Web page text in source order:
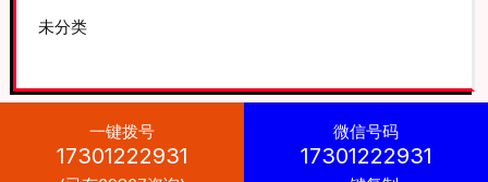
未分类
一键拨号
17301222931
微信号码
17301222931